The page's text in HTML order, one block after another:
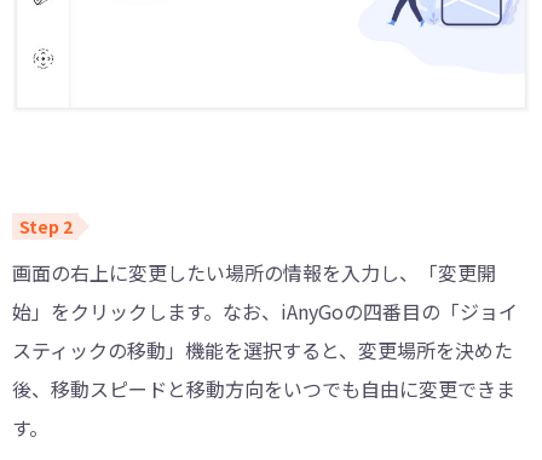
画面の右上に変更したい場所の情報を入力し、「変更開
始」をクリックします。なお、iAnyGoの四番目の「ジョイ
スティックの移動」機能を選択すると、変更場所を決めた
後、移動スピードと移動方向をいつでも自由に変更できま
す。